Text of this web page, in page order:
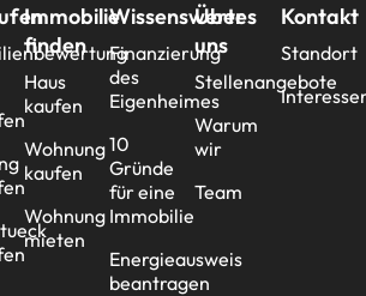
Immobilie
finden
Haus
kaufen
Wohnung
kaufen
Wohnung
mieten
Wissenswertes
Finanzierung
des
Eigenheimes
10
Gründe
für eine
Immobilie
Energieausweis
beantragen
Über
uns
Stellenangebote
Warum
wir
Team
Kontakt
Standort